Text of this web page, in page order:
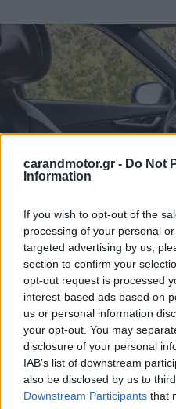
carandmotor.gr - Do Not
Information
If you wish to opt-out of the
processing of your personal
targeted advertising by us,
section to confirm your
opt-out request is processed
interest-based ads based on
us or personal information
your opt-out. You may
disclosure of your personal
IAB’s list of downstream
also be disclosed by us to
Downstream Participants that
Το κορεάτικο μοντέλο
πιο υποτιμημένα ηλεκτρικά
Προσφέρει άριστη οδική
και πλούσιο εξοπλισμό. Οι
Power και τα 4,1 αστέρια
συνολική ικανοποίηση των
Tesla Model Y